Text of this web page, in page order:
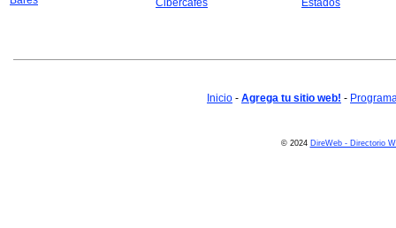
Cibercafes
Estados
Inicio - Agrega tu sitio web! -
© 2024 DireWeb - Directorio